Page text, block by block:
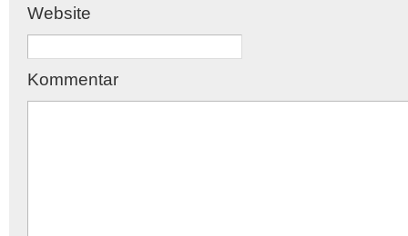
Website
Kommentar